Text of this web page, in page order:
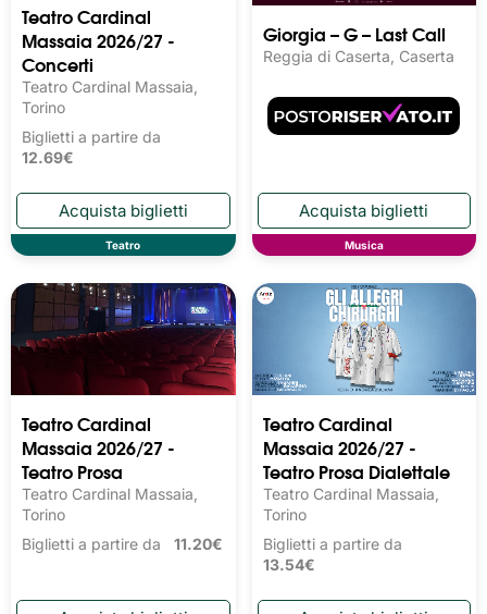
Teatro Cardinal
Massaia 2026/27 -
Concerti
Teatro Cardinal Massaia,
Torino
Biglietti a partire da
12.69€
Teatro
Giorgia – G – Last Call
Reggia di Caserta, Caserta
Musica
Teatro Cardinal
Massaia 2026/27 -
Teatro Prosa
Teatro Cardinal Massaia,
Torino
Biglietti a partire da 11.20€
Teatro Cardinal
Massaia 2026/27 -
Teatro Prosa Dialettale
Teatro Cardinal Massaia,
Torino
Biglietti a partire da
13.54€